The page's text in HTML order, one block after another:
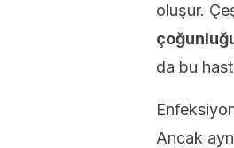
oluşur.
da bu
Ancak